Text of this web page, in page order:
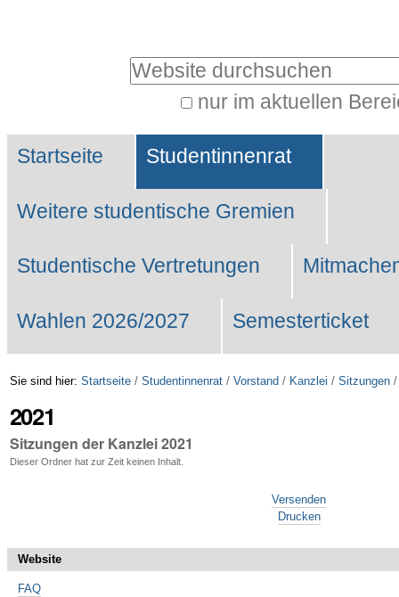
Website durchsuchen
nur im aktuellen
Suche…
Sektionen
Startseite Studentinnenrat
Weitere studentische Gremien
Studentische Vertretungen
Wahlen 2026/2027 Semesterticket
Sie sind hier: Startseite / Studentinnenrat / Vorstand / Kanzlei / Sitzungen
2021
Sitzungen der Kanzlei 2021
Dieser Ordner hat zur Zeit keinen Inhalt.
Versenden
Drucken
Website
FAQ